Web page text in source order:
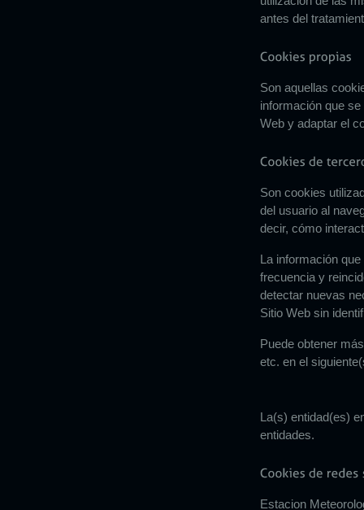
antes del
Son aquellas
información que
Web y adaptar el
Son cookies
del usuario al
decir, cómo
La información
frecuencia y
detectar nuevas
Sitio Web sin
Puede obtener
etc. en el
La(s) entidad(es)
entidades.
Estacion